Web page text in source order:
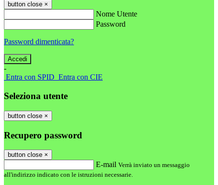
button close ×
Nome Utente
Password
Password dimenticata?
-
Entra con SPID Entra con CIE
Seleziona utente
button close ×
Recupero password
button close ×
E-mail Verrà inviato un messaggio
all'indirizzo indicato con le istruzioni necessarie.